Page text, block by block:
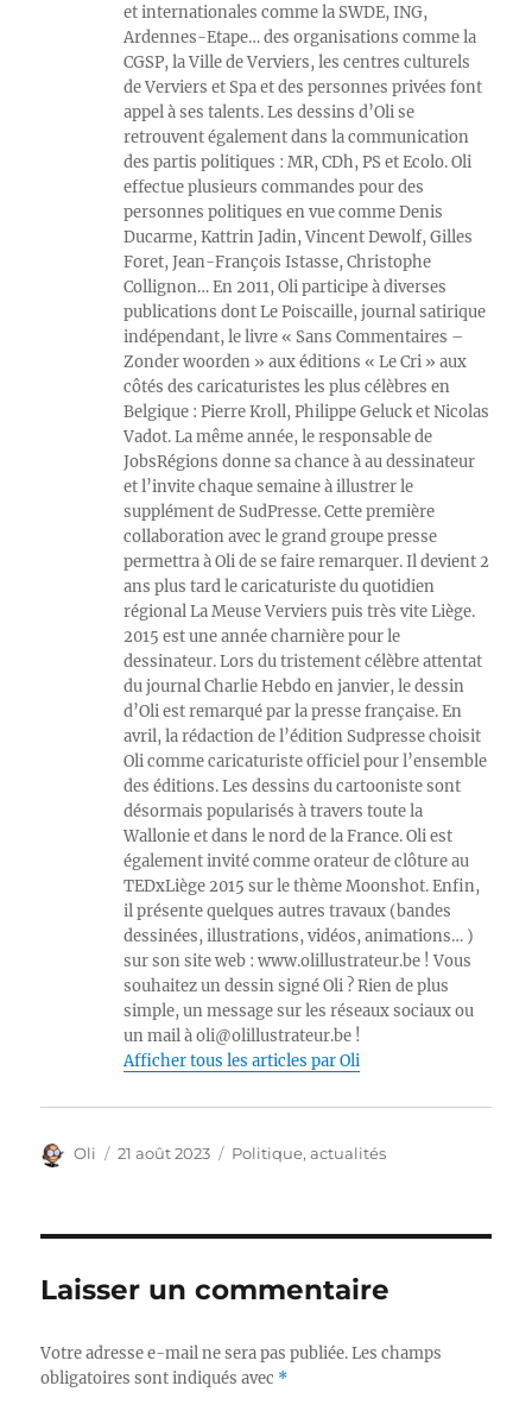
et internationales comme la SWDE, ING,
Ardennes-Etape… des organisations comme la
CGSP, la Ville de Verviers, les centres culturels
de Verviers et Spa et des personnes privées font
appel à ses talents. Les dessins d’Oli se
retrouvent également dans la communication
des partis politiques : MR, CDh, PS et Ecolo. Oli
effectue plusieurs commandes pour des
personnes politiques en vue comme Denis
Ducarme, Kattrin Jadin, Vincent Dewolf, Gilles
Foret, Jean-François Istasse, Christophe
Collignon… En 2011, Oli participe à diverses
publications dont Le Poiscaille, journal satirique
indépendant, le livre « Sans Commentaires –
Zonder woorden » aux éditions « Le Cri » aux
côtés des caricaturistes les plus célèbres en
Belgique : Pierre Kroll, Philippe Geluck et Nicolas
Vadot. La même année, le responsable de
JobsRégions donne sa chance à au dessinateur
et l’invite chaque semaine à illustrer le
supplément de SudPresse. Cette première
collaboration avec le grand groupe presse
permettra à Oli de se faire remarquer. Il devient 2
ans plus tard le caricaturiste du quotidien
régional La Meuse Verviers puis très vite Liège.
2015 est une année charnière pour le
dessinateur. Lors du tristement célèbre attentat
du journal Charlie Hebdo en janvier, le dessin
d’Oli est remarqué par la presse française. En
avril, la rédaction de l’édition Sudpresse choisit
Oli comme caricaturiste officiel pour l’ensemble
des éditions. Les dessins du cartooniste sont
désormais popularisés à travers toute la
Wallonie et dans le nord de la France. Oli est
également invité comme orateur de clôture au
TEDxLiège 2015 sur le thème Moonshot. Enfin,
il présente quelques autres travaux (bandes
dessinées, illustrations, vidéos, animations… )
sur son site web : www.olillustrateur.be ! Vous
souhaitez un dessin signé Oli ? Rien de plus
simple, un message sur les réseaux sociaux ou
un mail à oli@olillustrateur.be !
Afficher tous les articles par Oli
Auteur
Oli
Publié
21 août 2023 Catégories
Politique, actualités
Laisser un commentaire
Votre adresse e-mail ne sera pas publiée. Les champs
obligatoires sont indiqués avec *